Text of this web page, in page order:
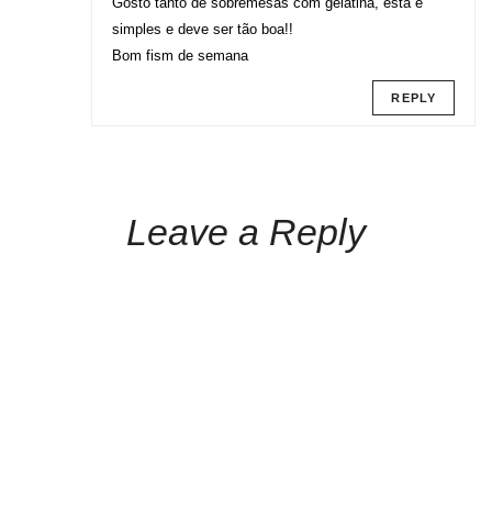
simples e deve ser tão boa!!
Bom fism de semana
REPLY
Leave a Reply